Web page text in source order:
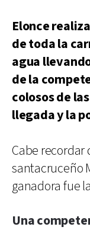
Elonce
de toda la
agua
de la
colosos de
llegada y la
Cabe recordar
santacruceño
ganadora fue
Una